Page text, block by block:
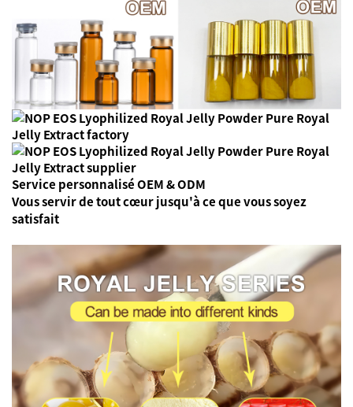
Service personnalisé OEM & ODM
Vous servir de tout cœurjusqu'à ce que vous soyez
satisfait